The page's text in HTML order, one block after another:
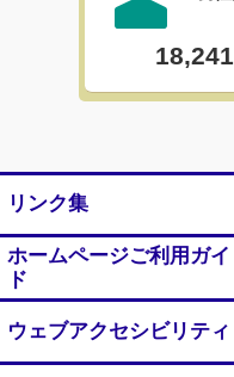
リンク集
ホームページご利用ガイ
ド
ウェブアクセシビリティ